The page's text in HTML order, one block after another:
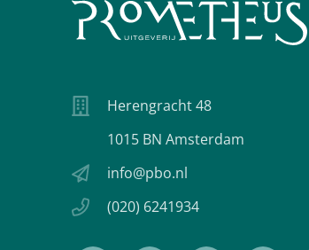
Herengracht 48
1015 BN Amsterdam
info@pbo.nl
(020) 6241934